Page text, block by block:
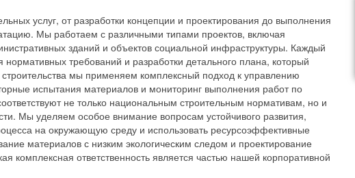
услуг, от разработки концепции и проектирования до выполнения
Мы работаем с различными типами проектов, включая
зданий и объектов социальной инфраструктуры. Каждый
нормативных требований и разработки детального плана, который
мы применяем комплексный подход к управлению
испытания материалов и мониторинг выполнения работ по
не только национальным строительным нормативам, но и
Мы уделяем особое внимание вопросам устойчивого развития,
на окружающую среду и использовать ресурсоэффективные
материалов с низким экологическим следом и проектирование
комплексная ответственность является частью нашей корпоративной